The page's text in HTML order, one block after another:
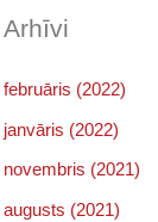
Arhīvi
februāris (2022)
janvāris (2022)
novembris (2021)
augusts (2021)